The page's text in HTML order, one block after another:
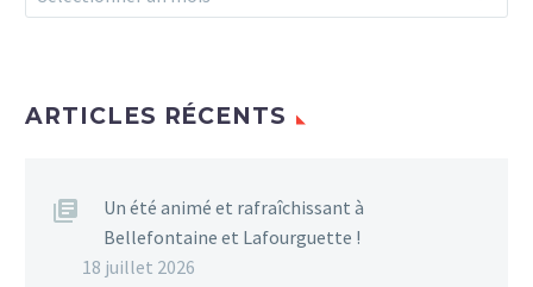
sont à l’écoute des
0
ARTICLES RÉCENTS
Un été animé et rafraîchissant à
Bellefontaine et Lafourguette !
18 juillet 2026